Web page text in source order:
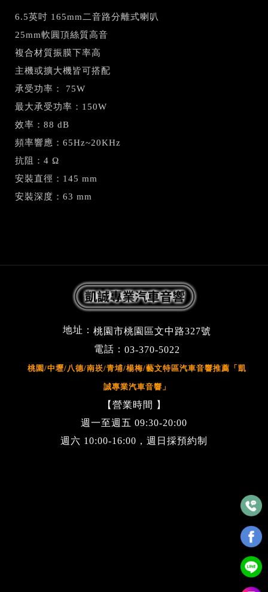
6.5英吋 165mm二音路分離式喇叭
25mm軟圓頂絲質高音
複合材質振膜下率高
主機或擴大機皆可搭配
承受功率： 75W
最大承受功率：150W
效率：88 dB
頻率響應：65Hz~20KHz
抗阻：4 Ω
安裝直徑：145 mm
安裝深度：63 mm
地址： 桃園市桃園區文中路327號
電話： 03-370-5022
桃園/中壢/八德/南崁/青埔/楊梅/藝文特區汽車音響推薦「凱
誠專業汽車音響」
【營業時間 】
週一至週五 09:30-20:00
週六 10:00-16:00，週日採預約制